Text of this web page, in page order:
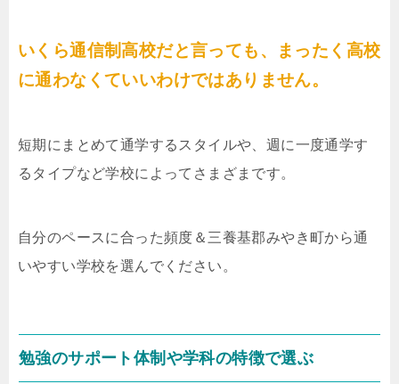
いくら通信制高校だと言っても、まったく高校
に通わなくていいわけではありません。
短期にまとめて通学するスタイルや、週に一度通学す
るタイプなど学校によってさまざまです。
自分のペースに合った頻度＆三養基郡みやき町から通
いやすい学校を選んでください。
勉強のサポート体制や学科の特徴で選ぶ